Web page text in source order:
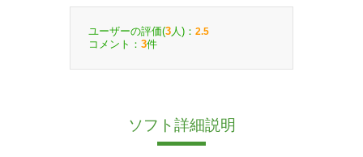
ユーザーの評価(3 人)： 2.5
コメント： 3件
ソフト詳細説明